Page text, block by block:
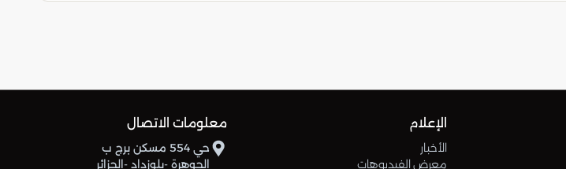
الإعلام
الأخبار
معرض الفيديوهات
معلومات الاتصال
حي 554 مسكن برج ب
الجوهرة -بلوزداد -الجزائر